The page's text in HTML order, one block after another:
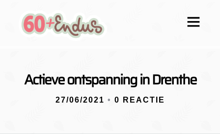
Actieve ontspanning in Drenthe
27/06/2021 • 0 REACTIE